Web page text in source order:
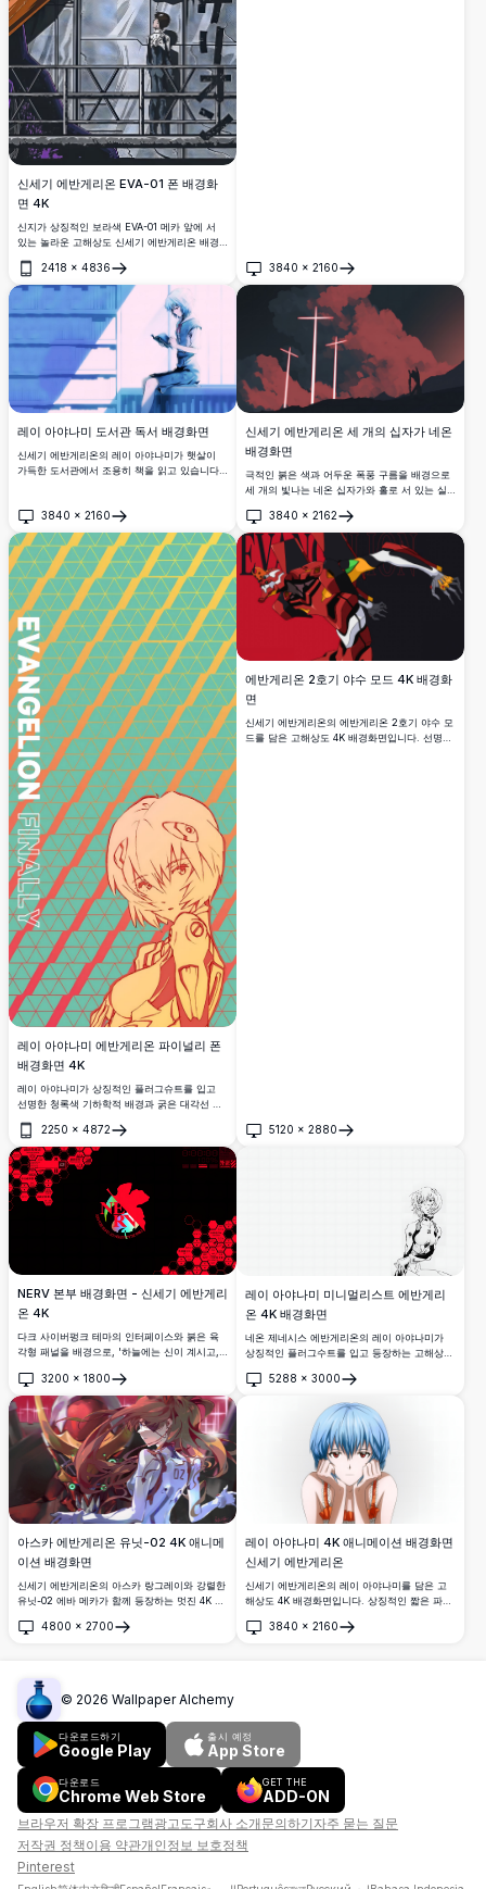
신세기 에반게리온 EVA-01 폰 배경화
면 4K
신지가 상징적인 보라색 EVA-01 메카 앞에 서
있는 놀라운 고해상도 신세기 에반게리온 배경
설적인 명언 '신은 하늘에 계시고, 세상은 평온
하다'가 포함되어 있습니다.
2418 × 4836
열기
3840 × 2160
열기
레이 아야나미 도서관 독서 배경화면
신세기 에반게리온의 레이 아야나미가 햇살이
가득한 도서관에서 조용히 책을 읽고 있습니다.
평화롭고 우수에 젖은 분위기를 자아냅니다.
3840 × 2160
열기
신세기 에반게리온 세 개의 십자가 네온
배경화면
극적인 붉은 색과 어두운 폭풍 구름을 배경으로
세 개의 빛나는 네온 십자가와 홀로 서 있는 실
신세기 에반게리온의 상징적인 묵시록적 종교
상징에서 영감을 받았습니다.
3840 × 2162
열기
레이 아야나미 에반게리온 파이널리 폰
배경화면 4K
레이 아야나미가 상징적인 플러그슈트를 입고
선명한 청록색 기하학적 배경과 굵은 대각선 그
가 어우러진 놀라운 4K 고해상도 신세기 에반게
리온 폰 배경화면.
2250 × 4872
열기
에반게리온 2호기 야수 모드 4K 배경화
면
신세기 에반게리온의 에반게리온 2호기 야수 모
드를 담은 고해상도 4K 배경화면입니다. 선명한
5120 × 2880
열기
NERV 본부 배경화면 - 신세기 에반게리
온 4K
다크 사이버펑크 테마의 인터페이스와 붉은 육
각형 패널을 배경으로, '하늘에는 신이 계시고,
NERV 로고를 담은 놀라운 4K 고해상도 신세기
에반게리온 배경화면입니다.
3200 × 1800
열기
레이 아야나미 미니멀리스트 에반게리
온 4K 배경화면
네온 제네시스 에반게리온의 레이 아야나미가
상징적인 플러그수트를 입고 등장하는 고해상도
끔한 흑백 스케치 아트 스타일로, 데스크탑 사용
5288 × 3000
열기
아스카 에반게리온 유닛-02 4K 애니메
이션 배경화면
신세기 에반게리온의 아스카 랑그레이와 강렬한
유닛-02 에바 메카가 함께 등장하는 멋진 4K 배
틱한 반짝이는 배경으로 구성된 역동적인 구도.
4800 × 2700
열기
레이 아야나미 4K 애니메이션 배경화면
신세기 에반게리온
신세기 에반게리온의 레이 아야나미를 담은 고
해상도 4K 배경화면입니다. 상징적인 짧은 파란
경 위에서 두 손에 얼굴을 기댄 채 차분하고 신
3840 × 2160
열기
© 2026 Wallpaper Alchemy
다운로드하기
Google Play
출시 예정
App Store
다운로드
Chrome Web Store
GET THE
ADD-ON
브라우저 확장 프로그램광고 도구회사 소개문의하기 자주 묻는 질문
저작권 정책이용 약관개인정보 보호정책
Pinterest